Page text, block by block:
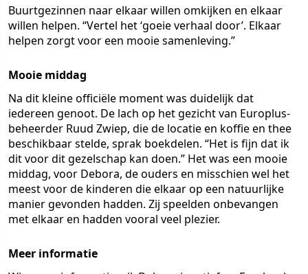
Buurtgezinnen naar elkaar willen omkijken en elkaar
willen helpen. “Vertel het ‘goeie verhaal door’. Elkaar
helpen zorgt voor een mooie samenleving.”
Mooie middag
Na dit kleine officiële moment was duidelijk dat
iedereen genoot. De lach op het gezicht van Europlus-
beheerder Ruud Zwiep, die de locatie en koffie en thee
beschikbaar stelde, sprak boekdelen. “Het is fijn dat ik
dit voor dit gezelschap kan doen.” Het was een mooie
middag, voor Debora, de ouders en misschien wel het
meest voor de kinderen die elkaar op een natuurlijke
manier gevonden hadden. Zij speelden onbevangen
met elkaar en hadden vooral veel plezier.
Meer informatie